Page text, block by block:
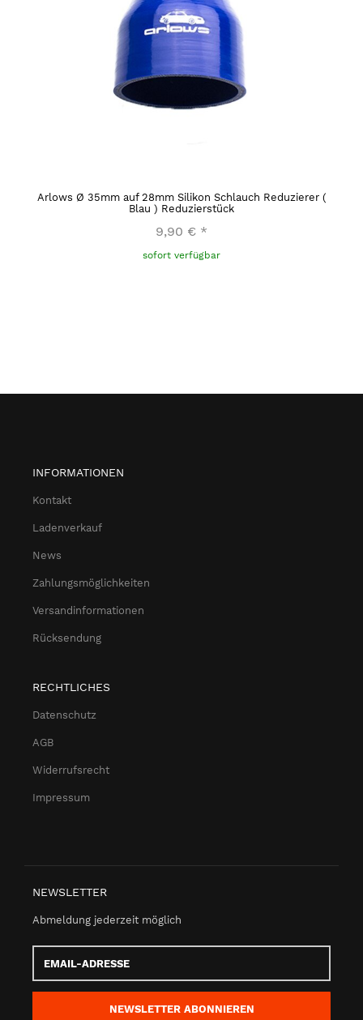
Arlows Ø 35mm auf 28mm Silikon Schlauch Reduzierer (
Blau ) Reduzierstück
9,90 € *
sofort verfügbar
INFORMATIONEN
Kontakt
Ladenverkauf
News
Zahlungsmöglichkeiten
Versandinformationen
Rücksendung
RECHTLICHES
Datenschutz
AGB
Widerrufsrecht
Impressum
NEWSLETTER
Abmeldung jederzeit möglich
Adresse
NEWSLETTER ABONNIEREN